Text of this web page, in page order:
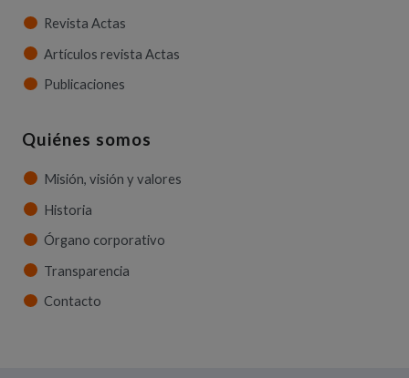
Revista Actas
Artículos revista Actas
Publicaciones
Quiénes somos
Misión, visión y valores
Historia
Órgano corporativo
Transparencia
Contacto